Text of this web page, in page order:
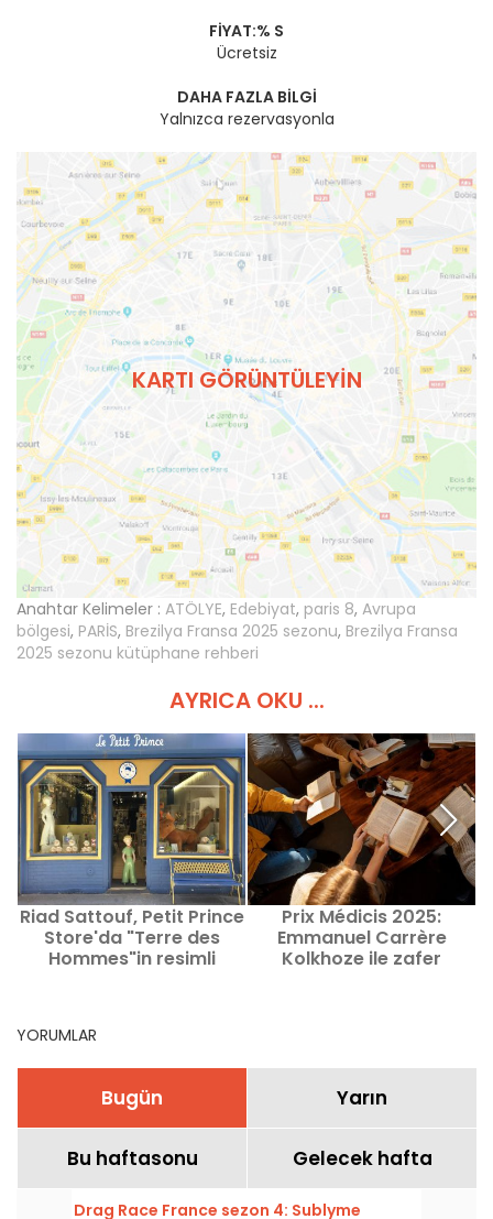
FIYAT:% S
Ücretsiz
DAHA FAZLA BILGI
Yalnızca rezervasyonla
KARTI GÖRÜNTÜLEYIN
Anahtar Kelimeler : ATÖLYE, Edebiyat, paris 8, Avrupa
bölgesi, PARİS, Brezilya Fransa 2025 sezonu, Brezilya Fransa
2025 sezonu kütüphane rehberi
AYRICA OKU ...
Riad Sattouf, Petit Prince
Store'da "Terre des
Hommes"in resimli
Prix Médicis 2025:
Emmanuel Carrère
Kolkhoze ile zafer
YORUMLAR
Bugün Yarın
Bu haftasonu Gelecek hafta
Drag Race France sezon 4: Sublyme